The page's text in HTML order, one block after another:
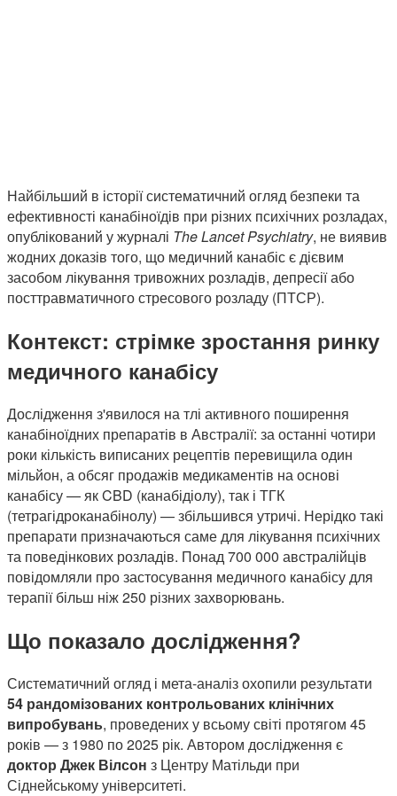
Найбільший в історії систематичний огляд безпеки та
ефективності канабіноїдів при різних психічних розладах,
опублікований у журналі The Lancet Psychiatry, не виявив
жодних доказів того, що медичний канабіс є дієвим
засобом лікування тривожних розладів, депресії або
посттравматичного стресового розладу (ПТСР).
Контекст: стрімке зростання ринку
медичного канабісу
Дослідження з'явилося на тлі активного поширення
канабіноїдних препаратів в Австралії: за останні чотири
роки кількість виписаних рецептів перевищила один
мільйон, а обсяг продажів медикаментів на основі
канабісу — як CBD (канабідіолу), так і ТГК
(тетрагідроканабінолу) — збільшився утричі. Нерідко такі
препарати призначаються саме для лікування психічних
та поведінкових розладів. Понад 700 000 австралійців
повідомляли про застосування медичного канабісу для
терапії більш ніж 250 різних захворювань.
Що показало дослідження?
Систематичний огляд і мета-аналіз охопили результати
54 рандомізованих контрольованих клінічних
випробувань, проведених у всьому світі протягом 45
років — з 1980 по 2025 рік. Автором дослідження є
доктор Джек Вілсон з Центру Матільди при
Сіднейському університеті.